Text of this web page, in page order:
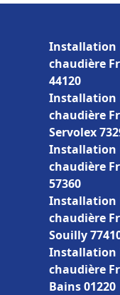
Installation
chaudière
44120
Installation
chaudière
Servolex
Installation
chaudière
57360
Installation
chaudière
Souilly
Installation
chaudière
Bains 01220